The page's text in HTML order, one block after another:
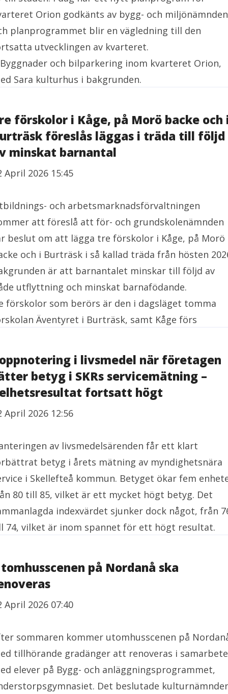
Orion godkänts av bygg- och miljönämnden
planprogrammet blir en vägledning till den
utvecklingen av kvarteret.
förskolor i Kåge, på Morö backe och
föreslås läggas i träda till följd
minskat barnantal
April 2026 15:45
och arbetsmarknadsförvaltningen
att föreslå att för- och grundskolenämnden
beslut om att lägga tre förskolor i Kåge, på Morö
och i Burträsk i så kallad träda från hösten
är att barnantalet minskar till följd av
utflyttning och minskat barnafödande.
förskolor som berörs är den i dagsläget tomma
Äventyret i Burträsk, samt Kåge förs
i livsmedel när företagen
betyg i SKRs servicemätning –
fortsatt högt
April 2026 12:56
av livsmedelsärenden får ett klart
betyg i årets mätning av myndighetsnära
i Skellefteå kommun. Betyget ökar fem
80 till 85, vilket är ett mycket högt betyg. Det
indexvärdet sjunker dock något, från
74, vilket är inom spannet för ett högt resultat.
på Nordanå ska
April 2026 07:40
sommaren kommer utomhusscenen på
tillhörande gradänger att renoveras i samarbete
elever på Bygg- och anläggningsprogrammet,
Det beslutade